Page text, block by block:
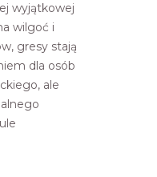
wyjątkowej
wilgoć i
gresy stają
dla osób
ale